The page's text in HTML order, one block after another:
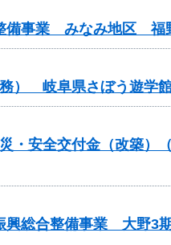
備事業 みなみ地区 福
） 岐阜県さぼう遊学
・安全交付金（改築
興総合整備事業 大野